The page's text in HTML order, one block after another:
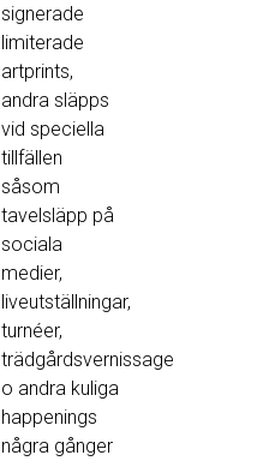
signerade
limiterade
artprints,
andra släpps
vid speciella
tillfällen
såsom
tavelsläpp på
sociala
medier,
liveutställningar,
turnéer,
trädgårdsvernissage
o andra kuliga
happenings
några gånger